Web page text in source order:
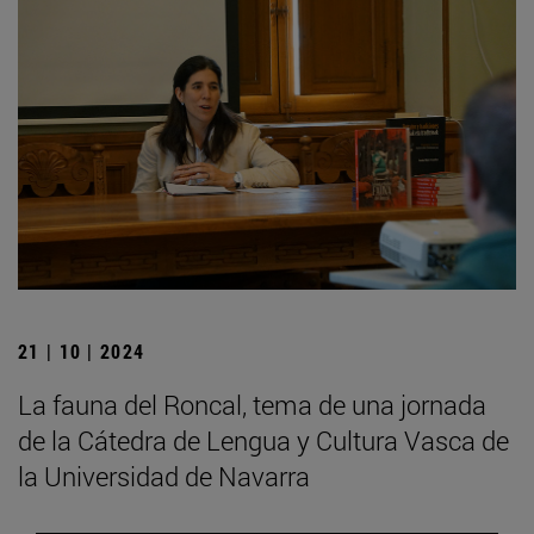
21 | 10 | 2024
La fauna del Roncal, tema de una jornada
de la Cátedra de Lengua y Cultura Vasca de
la Universidad de Navarra